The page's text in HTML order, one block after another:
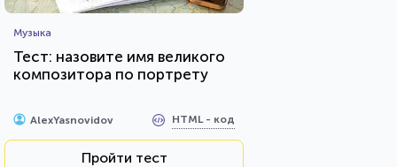
Музыка
Тест: назовите имя великого
композитора по портрету
AlexYasnovidov HTML - код
Пройти тест